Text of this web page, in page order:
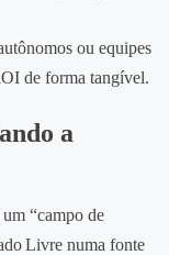
ou equipes
de forma tangível.
a
“campo de
Livre numa fonte